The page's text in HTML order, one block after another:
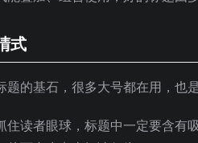
式
题的基石，很多大号都在用，也
住读者眼球，标题中一定要含有